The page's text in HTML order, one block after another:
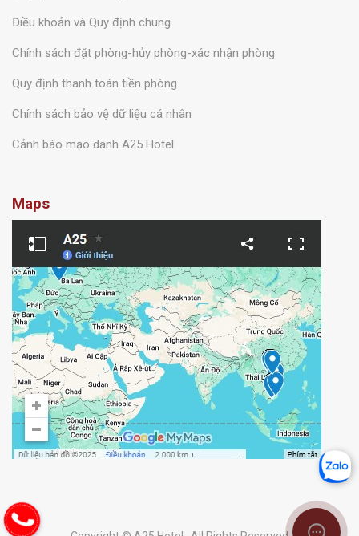
Điều khoản và Quy định chung
Chính sách đặt phòng-hủy phòng-xác nhận phòng
Quy định thanh toán tiền phòng
Chính sách bảo vệ dữ liệu cá nhân
Cảnh báo mạo danh A25 Hotel
Maps